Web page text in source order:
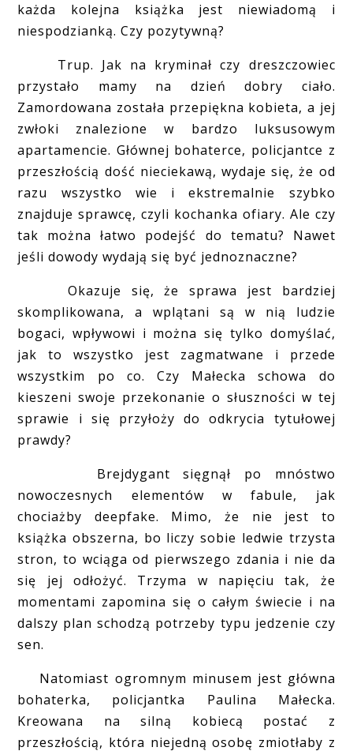
każda kolejna książka jest niewiadomą i
niespodzianką. Czy pozytywną?
Trup. Jak na kryminał czy dreszczowiec
przystało mamy na dzień dobry ciało.
Zamordowana została przepiękna kobieta, a jej
zwłoki znalezione w bardzo luksusowym
apartamencie. Głównej bohaterce, policjantce z
przeszłością dość nieciekawą, wydaje się, że od
razu wszystko wie i ekstremalnie szybko
znajduje sprawcę, czyli kochanka ofiary. Ale czy
tak można łatwo podejść do tematu? Nawet
jeśli dowody wydają się być jednoznaczne?
Okazuje się, że sprawa jest bardziej
skomplikowana, a wplątani są w nią ludzie
bogaci, wpływowi i można się tylko domyślać,
jak to wszystko jest zagmatwane i przede
wszystkim po co. Czy Małecka schowa do
kieszeni swoje przekonanie o słuszności w tej
sprawie i się przyłoży do odkrycia tytułowej
prawdy?
Brejdygant sięgnął po mnóstwo
nowoczesnych elementów w fabule, jak
chociażby deepfake. Mimo, że nie jest to
książka obszerna, bo liczy sobie ledwie trzysta
stron, to wciąga od pierwszego zdania i nie da
się jej odłożyć. Trzyma w napięciu tak, że
momentami zapomina się o całym świecie i na
dalszy plan schodzą potrzeby typu jedzenie czy
sen.
Natomiast ogromnym minusem jest główna
bohaterka, policjantka Paulina Małecka.
Kreowana na silną kobiecą postać z
przeszłością, która niejedną osobę zmiotłaby z